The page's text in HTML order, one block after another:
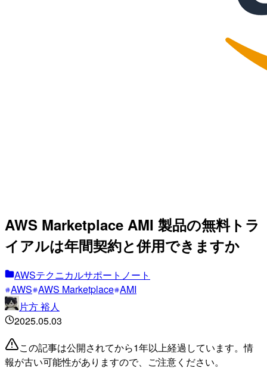
AWS Marketplace AMI 製品の無料トラ
イアルは年間契約と併用できますか
AWSテクニカルサポートノート
AWS AWS Marketplace AMI
片方 裕人
2025.05.03
この記事は公開されてから1年以上経過しています。情
報が古い可能性がありますので、ご注意ください。